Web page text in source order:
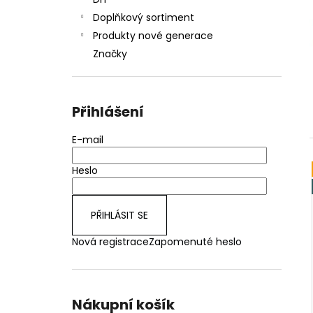
Doplňkový sortiment
Produkty nové generace
Značky
Přihlášení
E-mail
Heslo
PŘIHLÁSIT SE
Nová registraceZapomenuté heslo
Nákupní košík
JOYETECH BF SS316 ATOMIZER 0,6OHM
48 Kč